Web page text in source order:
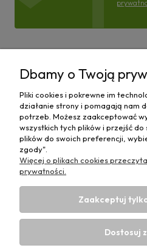
Moje konto
Płatności i dostawa
Informacje
O nas
Sklep rolniczy z częściami
Dbamy o Twoją
Pliki cookies i pokrewne im
działanie strony i pomagają nam
potrzeb. Możesz zaakceptować
wszystkich tych plików i przejść
plików do swoich preferencji,
zgody".
Więcej o plikach cookies
prywatności.
Zaakceptuj
Dostosuj